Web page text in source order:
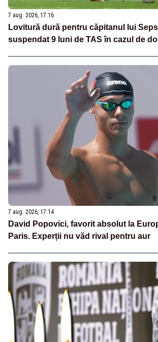
7 aug. 2026, 17:16
Lovitură dură pentru căpitanul lui
suspendat 9 luni de TAS în cazul de
7 aug. 2026, 17:14
David Popovici, favorit absolut la
Paris. Experții nu văd rival pentru aur